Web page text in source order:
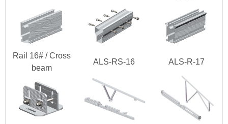
Rail 16# / Cross
beam
ALS-RS-16 ALS-R-17